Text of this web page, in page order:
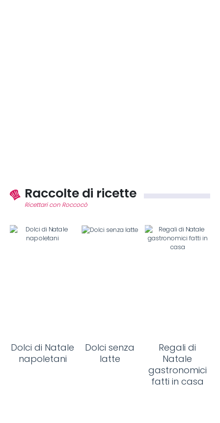
Raccolte di ricette
Ricettari con Roccocò
Dolci di Natale
napoletani
Dolci senza
latte
Regali di
Natale
gastronomici
fatti in casa